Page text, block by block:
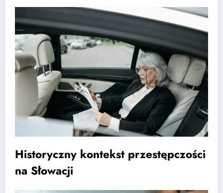
Historyczny kontekst przestępczości
na Słowacji